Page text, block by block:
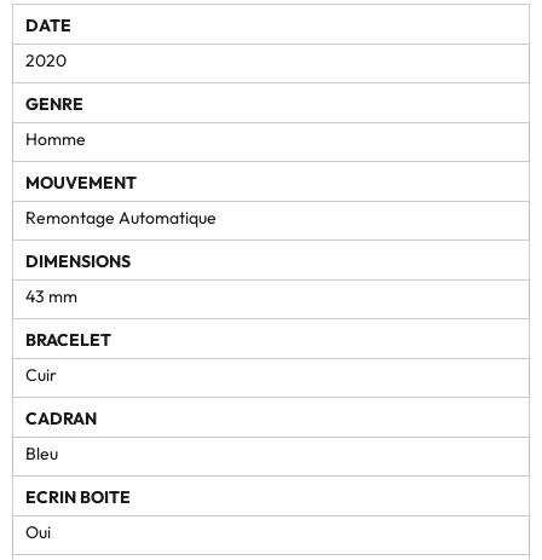
DATE
2020
GENRE
Homme
MOUVEMENT
Remontage Automatique
DIMENSIONS
43 mm
BRACELET
Cuir
CADRAN
Bleu
ECRIN BOITE
Oui